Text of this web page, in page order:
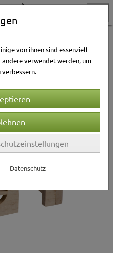
Holzhäuser
von ihnen sind essenziell
andere verwendet werden, um
verbessern.
Datenschutz